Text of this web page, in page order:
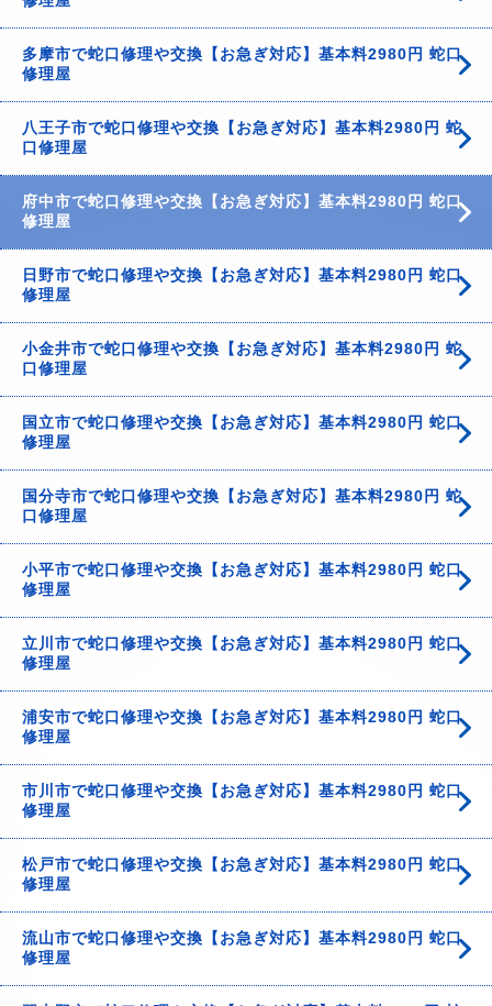
多摩市で蛇口修理や交換【お急ぎ対応】基本料2980円 蛇口
修理屋
八王子市で蛇口修理や交換【お急ぎ対応】基本料2980円 蛇
口修理屋
府中市で蛇口修理や交換【お急ぎ対応】基本料2980円 蛇口
修理屋
日野市で蛇口修理や交換【お急ぎ対応】基本料2980円 蛇口
修理屋
小金井市で蛇口修理や交換【お急ぎ対応】基本料2980円 蛇
口修理屋
国立市で蛇口修理や交換【お急ぎ対応】基本料2980円 蛇口
修理屋
国分寺市で蛇口修理や交換【お急ぎ対応】基本料2980円 蛇
口修理屋
小平市で蛇口修理や交換【お急ぎ対応】基本料2980円 蛇口
修理屋
立川市で蛇口修理や交換【お急ぎ対応】基本料2980円 蛇口
修理屋
浦安市で蛇口修理や交換【お急ぎ対応】基本料2980円 蛇口
修理屋
市川市で蛇口修理や交換【お急ぎ対応】基本料2980円 蛇口
修理屋
松戸市で蛇口修理や交換【お急ぎ対応】基本料2980円 蛇口
修理屋
流山市で蛇口修理や交換【お急ぎ対応】基本料2980円 蛇口
修理屋